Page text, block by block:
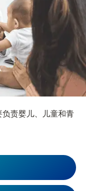
责婴儿、儿童和青